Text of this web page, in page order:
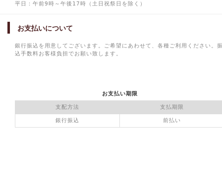
平日：午前9時～午後17時（土日祝祭日を除く）
お支払いについて
銀行振込を用意してございます。ご希望にあわせて、各種ご利用ください。
込手数料お客様負担でお願い致します。
お支払い期限
支配方法 支払期限
銀行振込 前払い